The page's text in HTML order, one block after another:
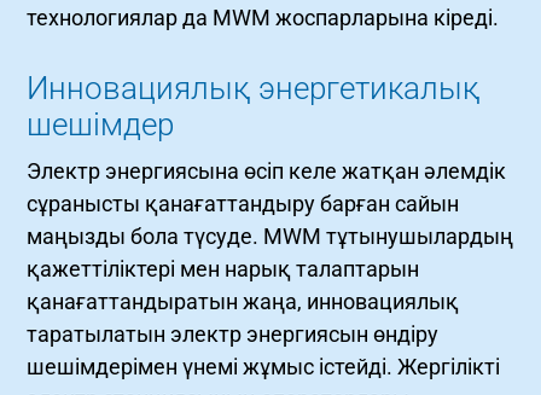
технологиялар да MWM жоспарларына кіреді.
Инновациялық энергетикалық
шешімдер
Электр энергиясына өсіп келе жатқан әлемдік
сұранысты қанағаттандыру барған сайын
маңызды бола түсуде. MWM тұтынушылардың
қажеттіліктері мен нарық талаптарын
қанағаттандыратын жаңа, инновациялық
таратылатын электр энергиясын өндіру
шешімдерімен үнемі жұмыс істейді. Жергілікті